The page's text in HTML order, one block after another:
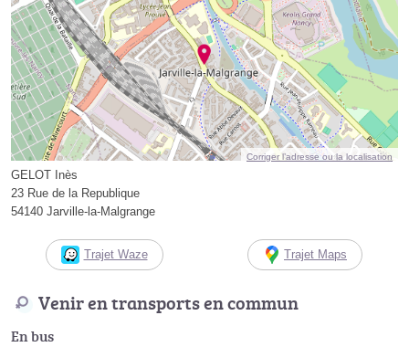
Corriger l’adresse ou la localisation
GELOT Inès
23 Rue de la Republique
54140 Jarville-la-Malgrange
Trajet Waze Trajet Maps
Venir en transports en commun
En bus